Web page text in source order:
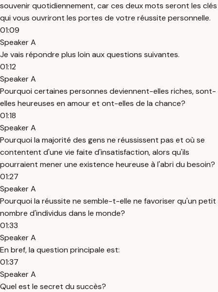
souvenir quotidiennement, car ces deux mots seront les clés
qui vous ouvriront les portes de votre réussite personnelle.
01:09
Speaker A
Je vais répondre plus loin aux questions suivantes.
01:12
Speaker A
Pourquoi certaines personnes deviennent-elles riches, sont-
elles heureuses en amour et ont-elles de la chance?
01:18
Speaker A
Pourquoi la majorité des gens ne réussissent pas et où se
contentent d'une vie faite d'insatisfaction, alors qu'ils
pourraient mener une existence heureuse à l'abri du besoin?
01:27
Speaker A
Pourquoi la réussite ne semble-t-elle ne favoriser qu'un petit
nombre d'individus dans le monde?
01:33
Speaker A
En bref, la question principale est:
01:37
Speaker A
Quel est le secret du succès?